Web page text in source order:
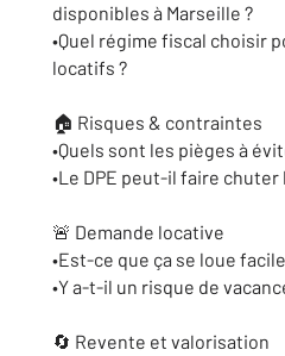
disponibles à Marseille ?
•Quel régime fiscal choisir
locatifs ?
🏠 Risques & contraintes
•Quels sont les pièges à
•Le DPE peut-il faire
🚨 Demande locative
•Est-ce que ça se loue
•Y a-t-il un risque de
🔄 Revente et valorisation